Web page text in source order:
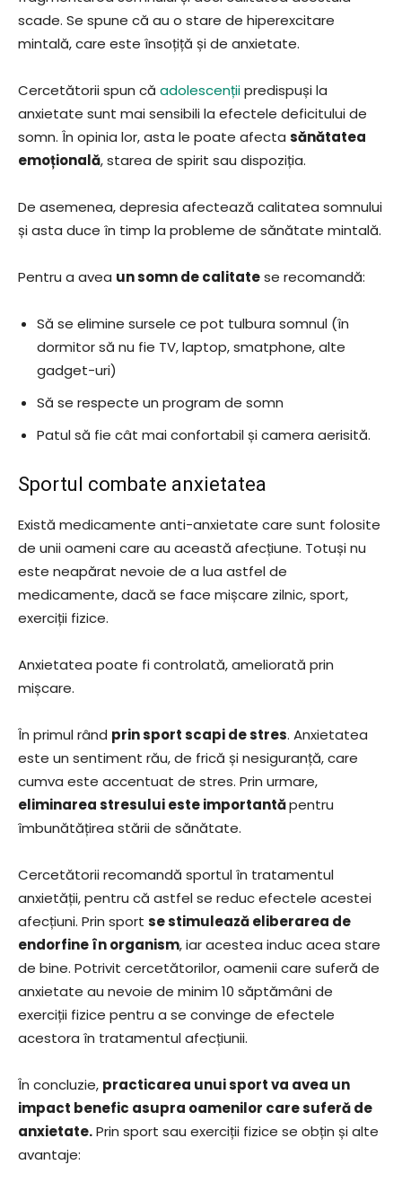
scade. Se spune că au o stare de hiperexcitare
mintală, care este însoțiță și de anxietate.
Cercetătorii spun că adolescențiipredispuși la
anxietate sunt mai sensibili la efectele deficitului de
somn. În opinia lor, asta le poate afecta sănătatea
emoțională, starea de spirit sau dispoziția.
De asemenea, depresia afectează calitatea somnului
și asta duce în timp la probleme de sănătate mintală.
Pentru a avea un somn de calitatese recomandă:
Să se elimine sursele ce pot tulbura somnul (în
dormitor să nu fie TV, laptop, smatphone, alte
gadget-uri)
Să se respecte un program de somn
Patul să fie cât mai confortabil și camera aerisită.
Sportul combate anxietatea
Există medicamente anti-anxietate care sunt folosite
de unii oameni care au această afecțiune. Totuși nu
este neapărat nevoie de a lua astfel de
medicamente, dacă se face mișcare zilnic, sport,
exerciții fizice.
Anxietatea poate fi controlată, ameliorată prin
mișcare.
În primul rând prin sport scapi de stres. Anxietatea
este un sentiment rău, de frică și nesiguranță, care
cumva este accentuat de stres. Prin urmare,
eliminarea stresului este importantăpentru
îmbunătățirea stării de sănătate.
Cercetătorii recomandă sportul în tratamentul
anxietății, pentru că astfel se reduc efectele acestei
afecțiuni. Prin sport se stimulează eliberarea de
endorfine în organism, iar acestea induc acea stare
de bine. Potrivit cercetătorilor, oamenii care suferă de
anxietate au nevoie de minim 10 săptămâni de
exerciții fizice pentru a se convinge de efectele
acestora în tratamentul afecțiunii.
În concluzie, practicarea unui sport va avea un
impact benefic asupra oamenilor care suferă de
anxietate.Prin sport sau exerciții fizice se obțin și alte
avantaje: